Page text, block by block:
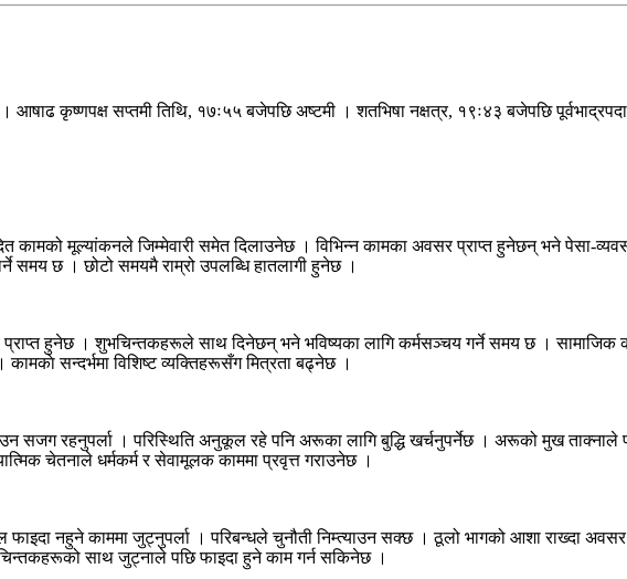
कृष्णपक्ष सप्तमी तिथि, १७ः५५ बजेपछि अष्टमी । शतभिषा नक्षत्र, १९ः४३ बजेपछि
कामको मूल्यांकनले जिम्मेवारी समेत दिलाउनेछ । विभिन्न कामका अवसर प्राप्त हुनेछन् भने
समय छ । छोटो समयमै राम्रो उपलब्धि हातलागी हुनेछ ।
प्राप्त हुनेछ । शुभचिन्तकहरूले साथ दिनेछन् भने भविष्यका लागि कर्मसञ्चय गर्ने समय छ । सामाजिक
सन्दर्भमा विशिष्ट व्यक्तिहरूसँग मित्रता बढ्नेछ ।
सजग रहनुपर्ला । परिस्थिति अनुकूल रहे पनि अरूका लागि बुद्धि खर्चनुपर्नेछ । अरूको मुख
चेतनाले धर्मकर्म र सेवामूलक काममा प्रवृत्त गराउनेछ ।
फाइदा नहुने काममा जुट्नुपर्ला । परिबन्धले चुनौती निम्त्याउन सक्छ । ठूलो भागको आशा राख्दा अवसर
साथ जुट्नाले पछि फाइदा हुने काम गर्न सकिनेछ ।